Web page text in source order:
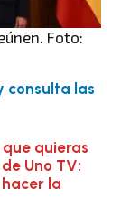
Foto:
consulta las
quieras
Uno TV:
hacer la